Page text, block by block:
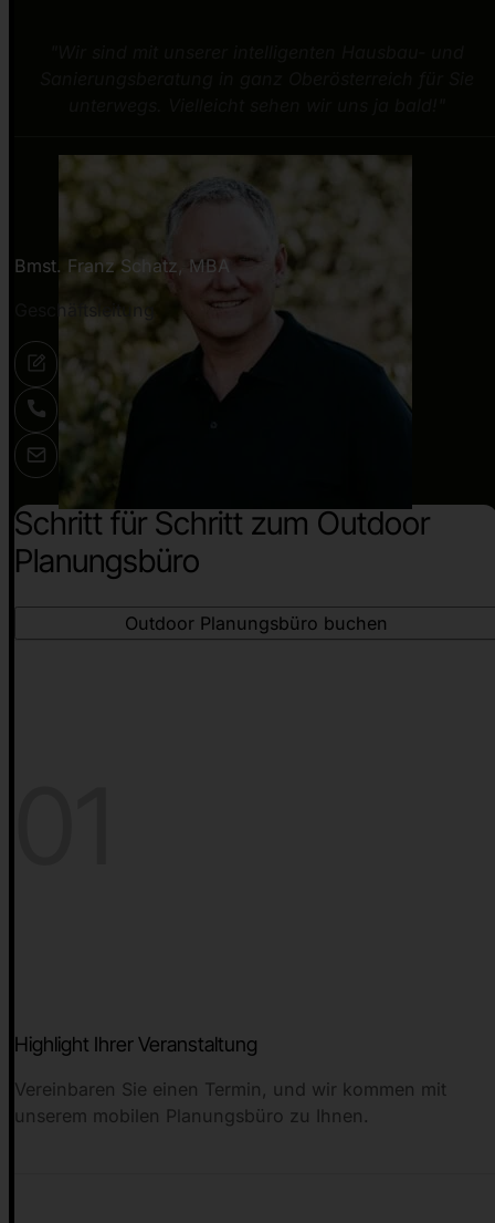
Bmst. Franz Schatz, MBA
Geschäftsleitung
Schritt für Schritt zum Outdoor
Planungsbüro
Outdoor Planungsbüro buchen
Highlight Ihrer Veranstaltung
Vereinbaren Sie einen Termin, und wir kommen mit
unserem mobilen Planungsbüro zu Ihnen.